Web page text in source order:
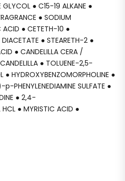
GLYCOL ● C15-19 ALKANE ●
● SODIUM
ACID ● CETETH-10 ●
● STEARETH-2 ●
● CANDELILLA CERA /
● TOLUENE-2,5-
HYDROXYBENZOMORPHOLINE ●
PHENYLENEDIAMINE SULFATE ●
● 2,4-
HCL ● MYRISTIC ACID ●